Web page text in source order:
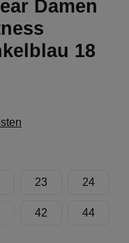
Damen
18
verfügbar.)
23 24
verfügbar.)
Option ist zurzeit nicht
42 44